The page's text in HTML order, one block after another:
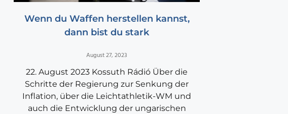
Wenn du Waffen herstellen kannst,
dann bist du stark
August 27, 2023
22. August 2023 Kossuth Rádió Über die
Schritte der Regierung zur Senkung der
Inflation, über die Leichtathletik-WM und
auch die Entwicklung der ungarischen